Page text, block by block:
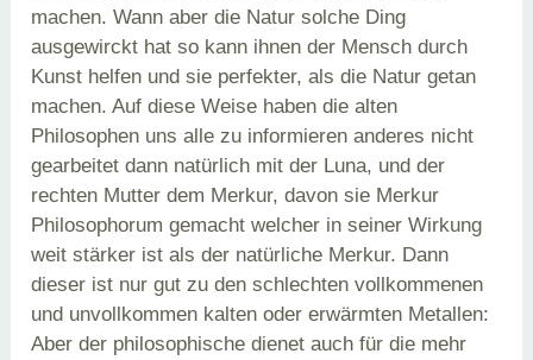
machen. Wann aber die Natur solche Ding
ausgewirckt hat so kann ihnen der Mensch durch
Kunst helfen und sie perfekter, als die Natur getan
machen. Auf diese Weise haben die alten
Philosophen uns alle zu informieren anderes nicht
gearbeitet dann natürlich mit der Luna, und der
rechten Mutter dem Merkur, davon sie Merkur
Philosophorum gemacht welcher in seiner Wirkung
weit stärker ist als der natürliche Merkur. Dann
dieser ist nur gut zu den schlechten vollkommenen
und unvollkommen kalten oder erwärmten Metallen:
Aber der philosophische dienet auch für die mehr